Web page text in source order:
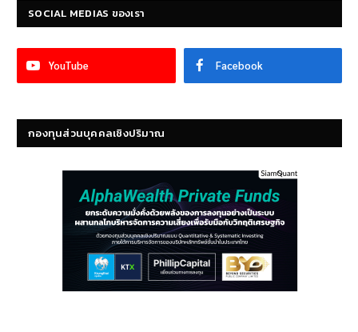
SOCIAL MEDIAS ของเรา
YouTube Facebook
กองทุนส่วนบุคคลเชิงปริมาณ